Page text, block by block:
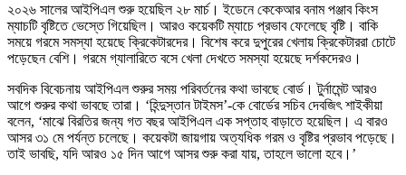
২০২৬ সালের আইপিএল শুরু হয়েছিল ২৮ মার্চ। ইডেনে কেকেআর বনাম পঞ্জাব কিংস
ম্যাচটি বৃষ্টিতে ভেস্তে গিয়েছিল। আরও কয়েকটি ম্যাচে প্রভাব ফেলেছে বৃষ্টি। বাকি
সময়ে গরমে সমস্যা হয়েছে ক্রিকেটারদের। বিশেষ করে দুপুরের খেলায় ক্রিকেটাররা চোটে
পড়েছেন বেশি। গরমে গ্যালারিতে বসে খেলা দেখতে সমস্যা হয়েছে দর্শকদেরও।
সবদিক বিবেচনায় আইপিএল শুরুর সময় পরিবর্তনের কথা ভাবছে বোর্ড। টুর্নামেন্ট আরও
আগে শুরুর কথা ভাবছে তারা। ‘হিন্দুস্তান টাইমস’-কে বোর্ডের সচিব দেবজিৎ শাইকীয়া
বলেন, ‘মাঝে বিরতির জন্য গত বছর আইপিএল এক সপ্তাহ বাড়াতে হয়েছিল। এ বারও
আসর ৩১ মে পর্যন্ত চলেছে। কয়েকটা জায়গায় অত্যধিক গরম ও বৃষ্টির প্রভাব পড়েছে।
তাই ভাবছি, যদি আরও ১৫ দিন আগে আসর শুরু করা যায়, তাহলে ভালো হবে।’